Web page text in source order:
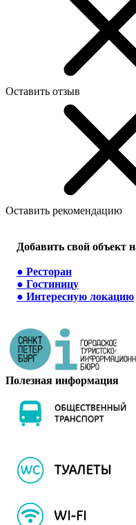
Оставить отзыв
Оставить рекомендацию
Добавить свой объект
● Ресторан
● Гостиницу
● Интересную локацию
Полезная информация